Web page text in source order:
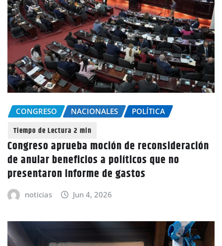
CONGRESO NACIONALES POLÍTICA
Congreso aprueba moción de reconsideración
de anular beneficios a políticos que no
presentaron informe de gastos
noticias Jun 4, 2026